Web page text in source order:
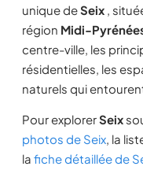
unique deSeix ,
région Midi-
centre-ville, les
résidentielles, les
naturels qui
Pour explorerSeix
photos de Seix, la
la fiche détaillée de